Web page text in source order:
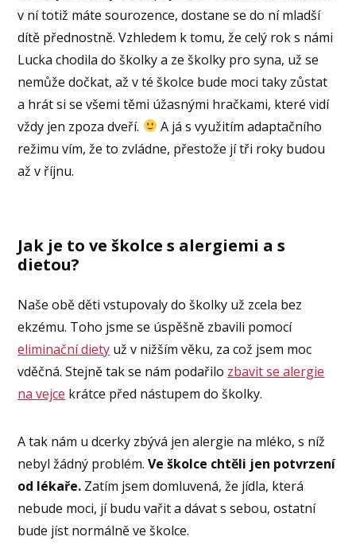
v ní totiž máte sourozence, dostane se do ní mladší
dítě přednostně. Vzhledem k tomu, že celý rok s námi
Lucka chodila do školky a ze školky pro syna, už se
nemůže dočkat, až v té školce bude moci taky zůstat
a hrát si se všemi těmi úžasnými hračkami, které vidí
vždy jen zpoza dveří.
A já s využitím adaptačního
režimu vím, že to zvládne, přestože jí tři roky budou
až v říjnu.
Jak je to ve školce s alergiemi a s
dietou?
Naše obě děti vstupovaly do školky už zcela bez
ekzému. Toho jsme se úspěšně zbavili pomocí
eliminační diety už v nižším věku, za což jsem moc
vděčná. Stejně tak se nám podařilo zbavit se alergie
na vejce krátce před nástupem do školky.
A tak nám u dcerky zbývá jen alergie na mléko, s níž
nebyl žádný problém. Ve školce chtěli jen potvrzení
od lékaře. Zatím jsem domluvená, že jídla, která
nebude moci, jí budu vařit a dávat s sebou, ostatní
bude jíst normálně ve školce.